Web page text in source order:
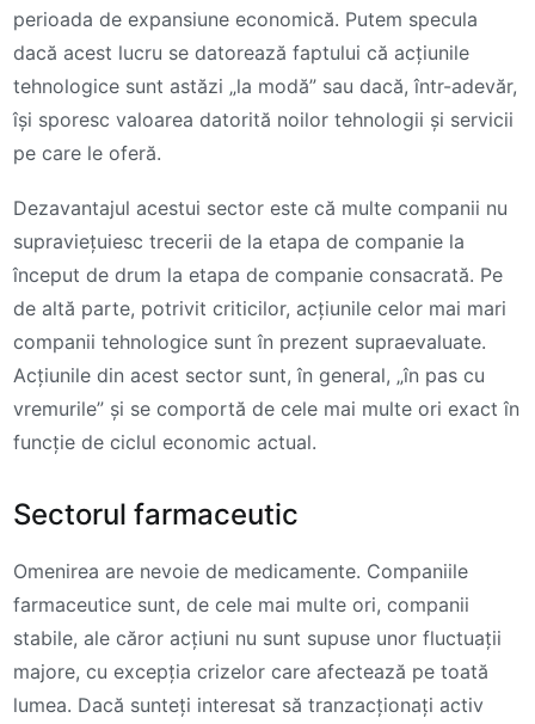
perioada de expansiune economică. Putem specula
dacă acest lucru se datorează faptului că acțiunile
tehnologice sunt astăzi „la modă” sau dacă, într-adevăr,
își sporesc valoarea datorită noilor tehnologii și servicii
pe care le oferă.
Dezavantajul acestui sector este că multe companii nu
supraviețuiesc trecerii de la etapa de companie la
început de drum la etapa de companie consacrată. Pe
de altă parte, potrivit criticilor, acțiunile celor mai mari
companii tehnologice sunt în prezent supraevaluate.
Acțiunile din acest sector sunt, în general, „în pas cu
vremurile” și se comportă de cele mai multe ori exact în
funcție de ciclul economic actual.
Sectorul farmaceutic
Omenirea are nevoie de medicamente. Companiile
farmaceutice sunt, de cele mai multe ori, companii
stabile, ale căror acțiuni nu sunt supuse unor fluctuații
majore, cu excepția crizelor care afectează pe toată
lumea. Dacă sunteți interesat să tranzacționați activ